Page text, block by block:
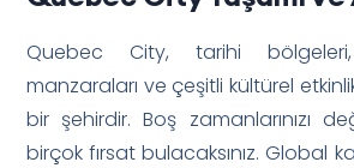
Quebec City, tarihi
manzaraları ve çeşitli kültürel
bir şehirdir. Boş zamanlarınızı
birçok fırsat bulacaksınız. Global